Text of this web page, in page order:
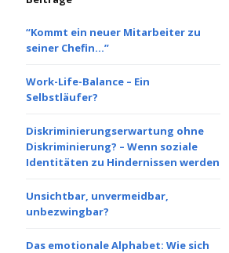
“Kommt ein neuer Mitarbeiter zu
seiner Chefin…”
Work-Life-Balance – Ein
Selbstläufer?
Diskriminierungserwartung ohne
Diskriminierung? – Wenn soziale
Identitäten zu Hindernissen werden
Unsichtbar, unvermeidbar,
unbezwingbar?
Das emotionale Alphabet: Wie sich